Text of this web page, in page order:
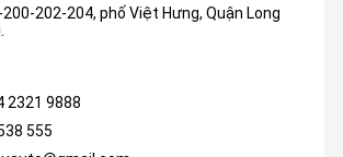
202-204, phố Việt Hưng, Quận Long
2321 9888
555